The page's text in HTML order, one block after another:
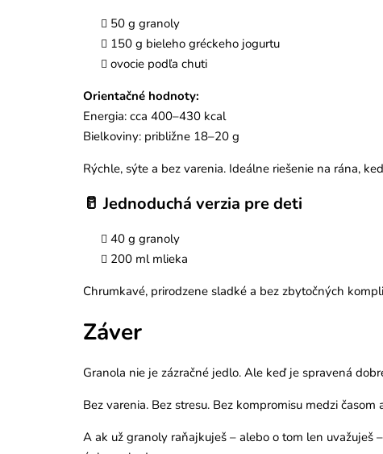
50 g granoly
150 g bieleho gréckeho jogurtu
ovocie podľa chuti
Orientačné hodnoty:
Energia: cca 400–430 kcal
Bielkoviny: približne 18–20 g
Rýchle, sýte a bez varenia. Ideálne riešenie na rána,
🥛 Jednoduchá verzia pre deti
40 g granoly
200 ml mlieka
Chrumkavé, prirodzene sladké a bez zbytočných
Záver
Granola nie je zázračné jedlo. Ale keď je spravená
Bez varenia. Bez stresu. Bez kompromisu medzi časom
A ak už granoly raňajkuješ – alebo o tom len uvažuješ